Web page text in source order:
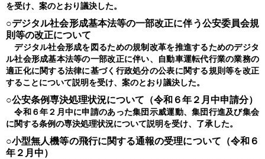
を受け、案のとおり議決した。
○デジタル社会形成基本法等の一部改正に伴う公安委員会規
則等の改正について
デジタル社会形成を図るための規制改革を推進するためのデジタ
ル社会形成基本法等の一部改正に伴い、自動車運転代行業の業務の
適正化に関する法律に基づく行政処分の公表に関する規則等を改正
することについて説明を受け、案のとおり議決した。
○公安条例専決処理状況について（令和６年２月中申請分）
令和６年２月中に申請のあった集団示威運動、集団行進及び集会
に関する条例の専決処理状況について説明を受け、了承した。
○小型無人機等の飛行に関する通報の受理について（令和６
年２月中）